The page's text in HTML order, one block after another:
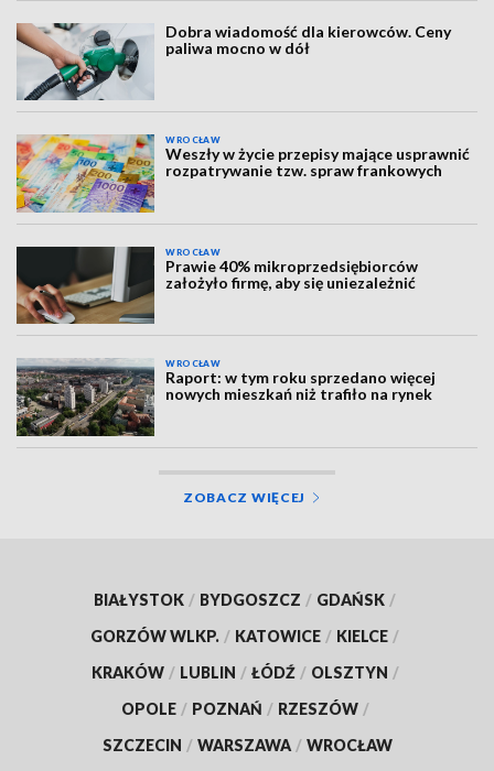
Dobra wiadomość dla kierowców. Ceny
paliwa mocno w dół
WROCŁAW
Weszły w życie przepisy mające usprawnić
rozpatrywanie tzw. spraw frankowych
WROCŁAW
Prawie 40% mikroprzedsiębiorców
założyło firmę, aby się uniezależnić
WROCŁAW
Raport: w tym roku sprzedano więcej
nowych mieszkań niż trafiło na rynek
ZOBACZ WIĘCEJ
BIAŁYSTOK / BYDGOSZCZ / GDAŃSK /
GORZÓW WLKP. / KATOWICE / KIELCE /
KRAKÓW / LUBLIN / ŁÓDŹ / OLSZTYN /
OPOLE / POZNAŃ / RZESZÓW /
SZCZECIN / WARSZAWA / WROCŁAW